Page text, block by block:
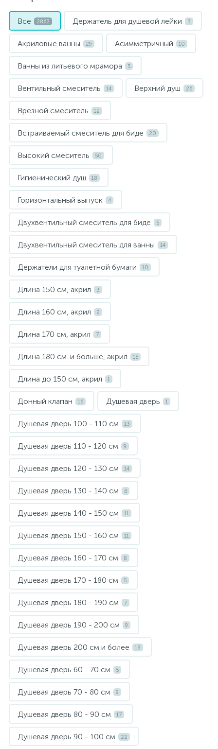
Все 2862 Держатель для душевой лейки 3
Акриловые ванны 29 Асимметричный 10
Ванны из литьевого мрамора 5
Вентильный смеситель 14 Верхний душ 26
Врезной смеситель 12
Встраиваемый смеситель для биде 20
Высокий смеситель 50
Гигиенический душ 18
Горизонтальный выпуск 4
Двухвентильный смеситель для биде 5
Двухвентильный смеситель для ванны 14
Держатели для туалетной бумаги 10
Длина 150 см, акрил 3
Длина 160 см, акрил 2
Длина 170 см, акрил 7
Длина 180 см. и больше, акрил 15
Длина до 150 см, акрил 1
Донный клапан 16 Душевая дверь 1
Душевая дверь 100 - 110 см 13
Душевая дверь 110 - 120 см 9
Душевая дверь 120 - 130 см 14
Душевая дверь 130 - 140 см 6
Душевая дверь 140 - 150 см 11
Душевая дверь 150 - 160 см 11
Душевая дверь 160 - 170 см 8
Душевая дверь 170 - 180 см 5
Душевая дверь 180 - 190 см 7
Душевая дверь 190 - 200 см 9
Душевая дверь 200 см и более 18
Душевая дверь 60 - 70 см 5
Душевая дверь 70 - 80 см 9
Душевая дверь 80 - 90 см 17
Душевая дверь 90 - 100 см 22
Мебель для ванной и зеркала
Раковины
Унитазы
Антивандальная сантехника
Сантехника и оборудование для людей с ограниченными
возможностями.
Инсталляции
Полотенцесушители
Ревизионный люк
Системы контроля протечки воды
Внутрипольные конвектора
Электрические конвекторы
Электрический водонагреватель 65 л.
Электрический водонагреватель 75 л.
Электрический водонагреватель 80 л.
Электрический водонагреватель 100 л.
Электрический водонагреватель 120 л.
Электрический водонагреватель 150 л.